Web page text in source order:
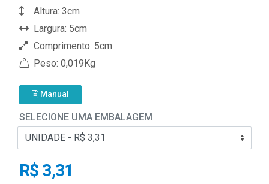
Altura: 3cm
Largura: 5cm
Comprimento: 5cm
Peso: 0,019Kg
Manual
SELECIONE UMA EMBALAGEM
R$ 3,31